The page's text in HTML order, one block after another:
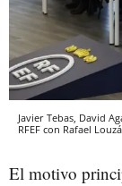
Javier Tebas, David
RFEF con Rafael
El motivo